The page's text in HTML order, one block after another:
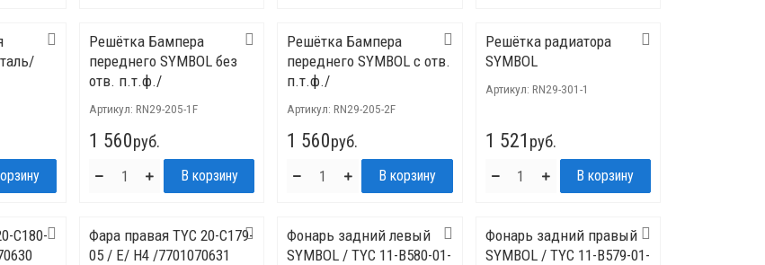
Решётка Бампера
переднего SYMBOL без
отв. п.т.ф./
Артикул: RN29-205-1F
1 560руб.
Решётка Бампера
переднего SYMBOL с отв.
п.т.ф./
Артикул:RN29-205-2F
1 560руб.
Решётка радиатора
SYMBOL
Артикул: RN29-301-1
1 521 руб.
C180-
Фара правая TYC 20-C179-
05 / Е/ H4 /7701070631
Фонарь задний левый
SYMBOL / TYC 11-B580-01-
Фонарь задний правый
SYMBOL / TYC 11-B579-01-